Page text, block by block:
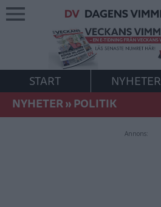
START NYHETER
NYHETER»POLITIK
Annons: